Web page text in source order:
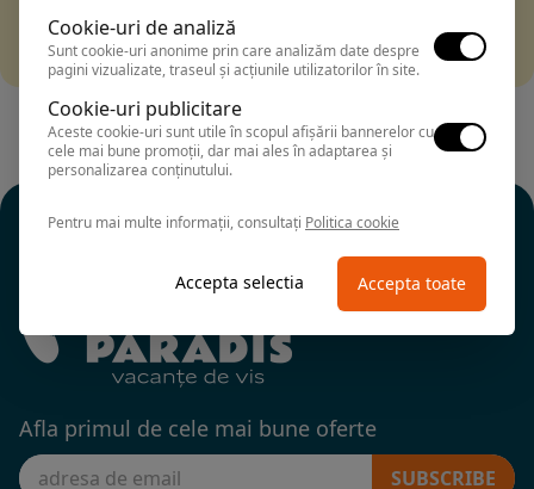
Incearca sa folosesti o cautarea mai generala sau alege
alte fitre.
Afla primul de cele mai bune oferte
SUBSCRIBE
Cookie-uri de analiză
Sunt cookie-uri anonime prin care analizăm date despre
pagini vizualizate, traseul și acțiunile utilizatorilor în site.
Cookie-uri publicitare
Aceste cookie-uri sunt utile în scopul afișării bannerelor cu
cele mai bune promoții, dar mai ales în adaptarea și
personalizarea conținutului.
Pentru mai multe informații, consultați Politica cookie
Accepta selectia Accepta toate